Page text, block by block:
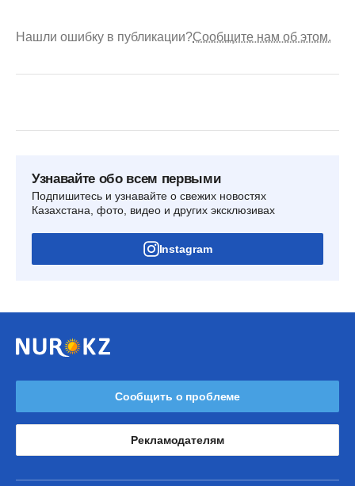
Нашли ошибку в публикации?Сообщите нам об этом.
Узнавайте обо всем первыми
Подпишитесь и узнавайте о свежих новостях
Казахстана, фото, видео и других эксклюзивах
Instagram
Сообщить о проблеме
Рекламодателям